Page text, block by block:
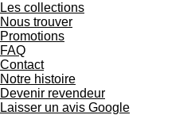
Les collections
Nous trouver
Promotions
FAQ
Contact
Notre histoire
Devenir revendeur
Laisser un avis Google